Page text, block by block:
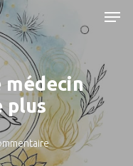
médecin
plus